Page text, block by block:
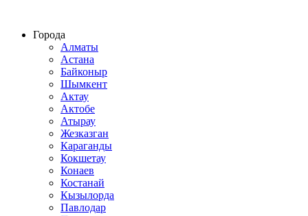
Города
Алматы
Астана
Байконыр
Шымкент
Актау
Актобе
Атырау
Жезказган
Караганды
Кокшетау
Конаев
Костанай
Кызылорда
Павлодар